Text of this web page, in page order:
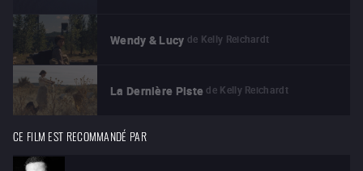
Wendy & Lucy de Kelly Reichardt
La Dernière Piste de Kelly Reichardt
CE FILM EST RECOMMANDÉ PAR